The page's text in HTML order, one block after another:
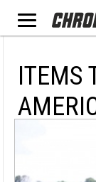
ITEMS